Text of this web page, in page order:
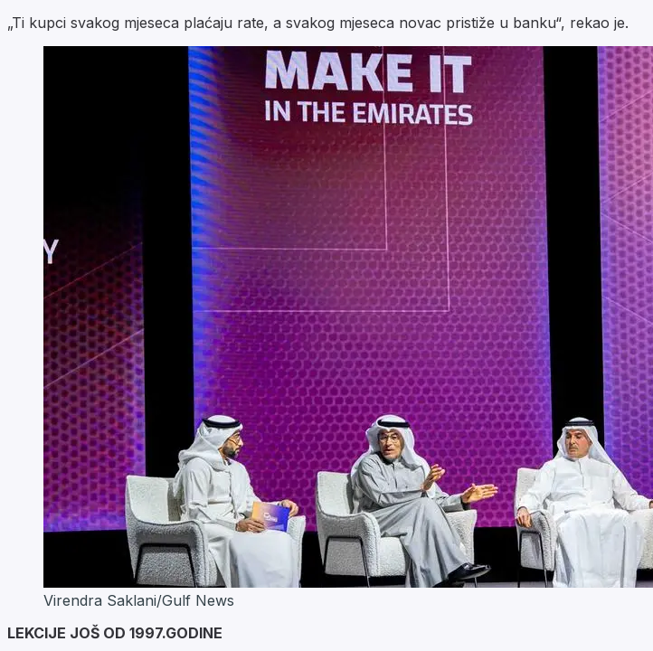
„Ti kupci svakog mjeseca plaćaju rate, a svakog mjeseca novac pristiže u banku“, rekao je.
Virendra Saklani/Gulf News
LEKCIJE JOŠ OD 1997.GODINE